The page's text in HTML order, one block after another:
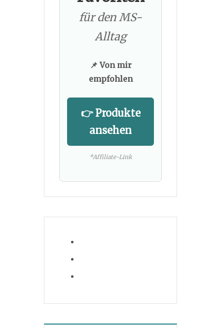
für den MS-
Alltag
📌 Von mir
empfohlen
👉 Produkte
ansehen
*Affiliate-Link